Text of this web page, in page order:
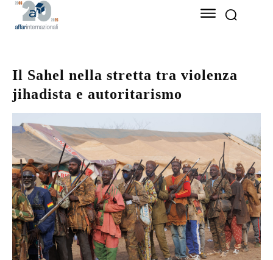
Il Sahel nella stretta tra violenza
jihadista e autoritarismo